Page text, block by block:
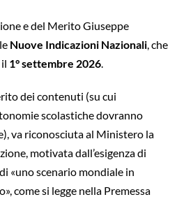
e del Merito Giuseppe
Nuove Indicazioni Nazionali, che
1° settembre 2026.
dei contenuti (su cui
scolastiche dovranno
va riconosciuta al Ministero la
motivata dall’esigenza di
«uno scenario mondiale in
come si legge nella Premessa